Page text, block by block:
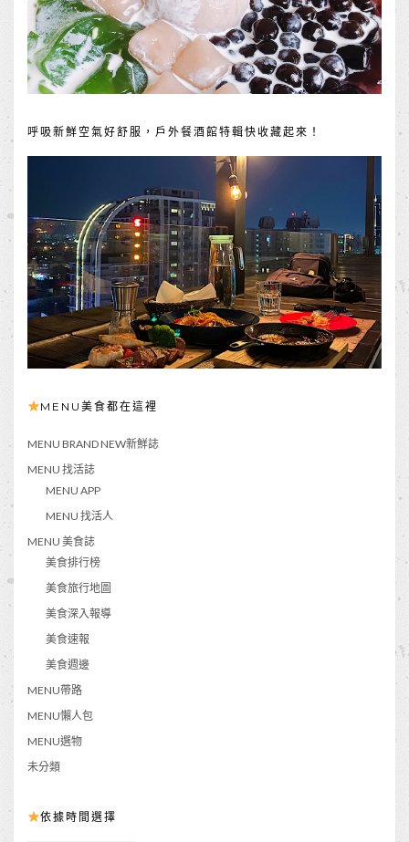
呼吸新鮮空氣好舒服，戶外餐酒館特輯快收藏起來！
MENU美食都在這裡
MENU BRAND NEW新鮮誌
MENU 找活誌
MENU APP
MENU 找活人
MENU 美食誌
美食排行榜
美食旅行地圖
美食深入報導
美食速報
美食週邊
MENU帶路
MENU懶人包
MENU選物
未分類
依據時間選擇